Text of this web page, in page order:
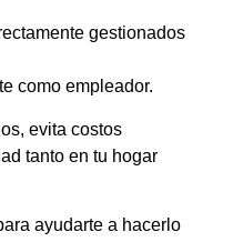
gestionados
como empleador.
evita costos
tanto en tu hogar
ayudarte a hacerlo